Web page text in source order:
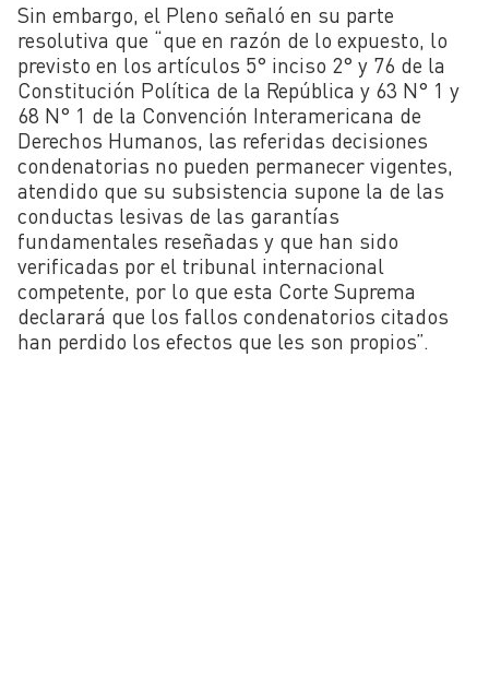
Sin embargo, el Pleno señaló en su parte
resolutiva que “que en razón de lo expuesto, lo
previsto en los artículos 5° inciso 2° y 76 de la
Constitución Política de la República y 63 N° 1 y
68 N° 1 de la Convención Interamericana de
Derechos Humanos, las referidas decisiones
condenatorias no pueden permanecer vigentes,
atendido que su subsistencia supone la de las
conductas lesivas de las garantías
fundamentales reseñadas y que han sido
verificadas por el tribunal internacional
competente, por lo que esta Corte Suprema
declarará que los fallos condenatorios citados
han perdido los efectos que les son propios”.